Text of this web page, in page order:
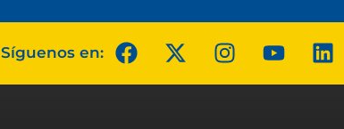
Síguenos en: